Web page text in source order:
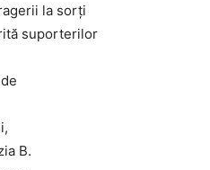
la sorţi
suporterilor
B.